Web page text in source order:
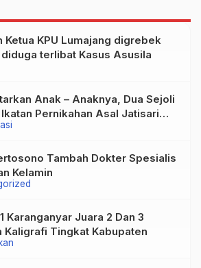
Ketua KPU Lumajang digrebek
terlibat Kasus Asusila
Anak – Anaknya, Dua Sejoli
Pernikahan Asal Jatisari
Geger Madiun dan Maospati
Tambah Dokter Spesialis
Kelamin
Karanganyar Juara 2 Dan 3
Kaligrafi Tingkat Kabupaten